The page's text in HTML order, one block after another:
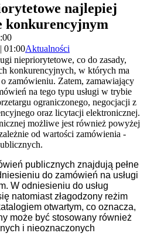
najlepiej
konkurencyjnym
01:00Aktualności
niepriorytetowe, co do zasady,
konkurencyjnych, w których ma
zamówieniu. Zatem, zamawiający
na tego typu usługi w trybie
ograniczonego, negocjacji z
oraz licytacji elektronicznej.
możliwe jest również powyżej
od wartości zamówienia -
publicznych znajdują pełne
do zamówień na usługi
W odniesieniu do usług
natomiast złagodzony reżim
otwartym, co oznacza,
może być stosowany również
i nieoznaczonych